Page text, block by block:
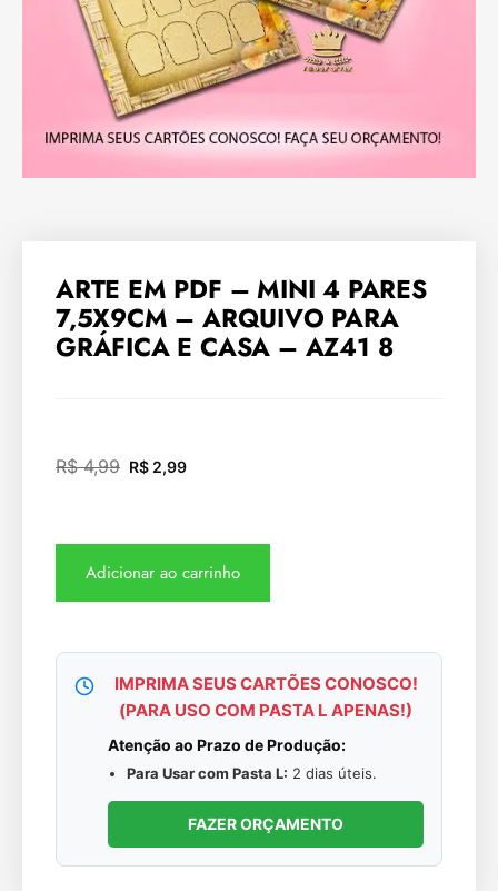
ARTE EM PDF – MINI 4 PARES
7,5X9CM – ARQUIVO PARA
GRÁFICA E CASA – AZ41 8
R$4,99 R$ 2,99
Adicionar ao carrinho
IMPRIMA SEUS CARTÕES CONOSCO!
(PARA USO COM PASTA L APENAS!)
Atenção ao Prazo de Produção:
Para Usar com Pasta L: 2 dias úteis.
FAZER ORÇAMENTO